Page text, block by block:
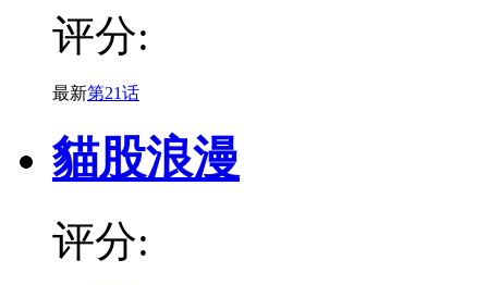
评分:
最新第21话
貓股浪漫
评分: